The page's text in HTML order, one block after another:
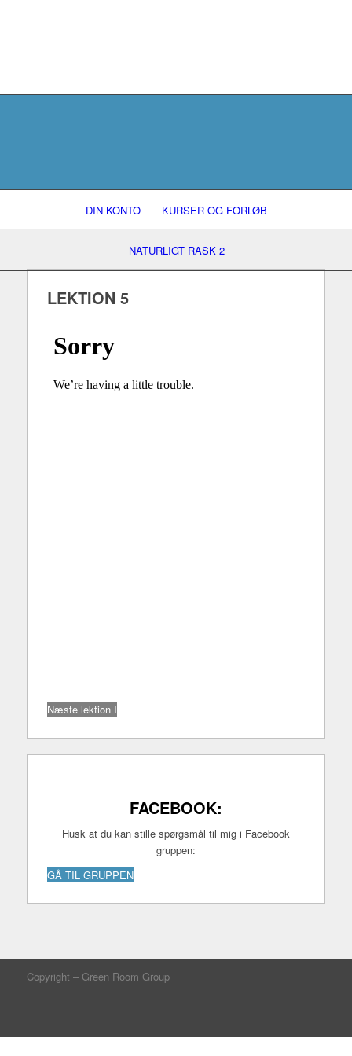
DIN KONTO KURSER OG FORLØB
NATURLIGT RASK 2
LEKTION 5
Næste lektion
FACEBOOK:
Husk at du kan stille spørgsmål til mig i Facebook
gruppen:
GÅ TIL GRUPPEN
Copyright – Green Room Group